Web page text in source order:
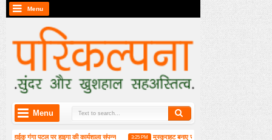
Menu
Menu
हाईकु गंगा पटल पर हाइगा की कार्यशाला संपन्न 3:25 PM मुस्कुराहट बनाए रक्खो : रवीन्द्र प्रभात